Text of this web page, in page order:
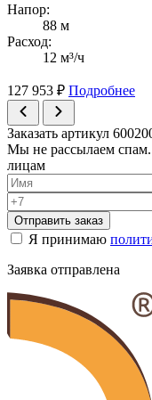
Напор:
88 м
Расход:
12 м³/ч
127 953 ₽ Подробнее
Заказать артикул
Мы не рассылаем
лицам
Отправить заказ
Я принимаю
Заявка отправлена